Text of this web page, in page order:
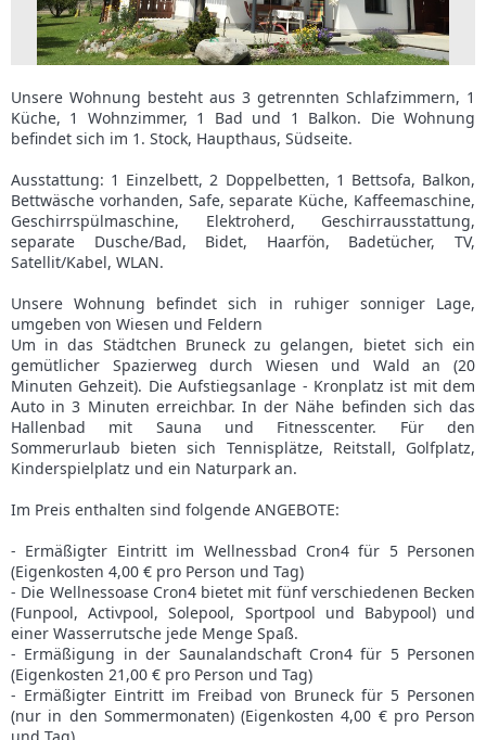
Unsere Wohnung besteht aus 3 getrennten Schlafzimmern, 1
Küche, 1 Wohnzimmer, 1 Bad und 1 Balkon. Die Wohnung
befindet sich im 1. Stock, Haupthaus, Südseite.
Ausstattung: 1 Einzelbett, 2 Doppelbetten, 1 Bettsofa, Balkon,
Bettwäsche vorhanden, Safe, separate Küche, Kaffeemaschine,
Geschirrspülmaschine, Elektroherd, Geschirrausstattung,
separate Dusche/Bad, Bidet, Haarfön, Badetücher, TV,
Satellit/Kabel, WLAN.
Unsere Wohnung befindet sich in ruhiger sonniger Lage,
umgeben von Wiesen und Feldern
Um in das Städtchen Bruneck zu gelangen, bietet sich ein
gemütlicher Spazierweg durch Wiesen und Wald an (20
Minuten Gehzeit). Die Aufstiegsanlage - Kronplatz ist mit dem
Auto in 3 Minuten erreichbar. In der Nähe befinden sich das
Hallenbad mit Sauna und Fitnesscenter. Für den
Sommerurlaub bieten sich Tennisplätze, Reitstall, Golfplatz,
Kinderspielplatz und ein Naturpark an.
Im Preis enthalten sind folgende ANGEBOTE:
- Ermäßigter Eintritt im Wellnessbad Cron4 für 5 Personen
(Eigenkosten 4,00 € pro Person und Tag)
- Die Wellnessoase Cron4 bietet mit fünf verschiedenen Becken
(Funpool, Activpool, Solepool, Sportpool und Babypool) und
einer Wasserrutsche jede Menge Spaß.
- Ermäßigung in der Saunalandschaft Cron4 für 5 Personen
(Eigenkosten 21,00 € pro Person und Tag)
- Ermäßigter Eintritt im Freibad von Bruneck für 5 Personen
(nur in den Sommermonaten) (Eigenkosten 4,00 € pro Person